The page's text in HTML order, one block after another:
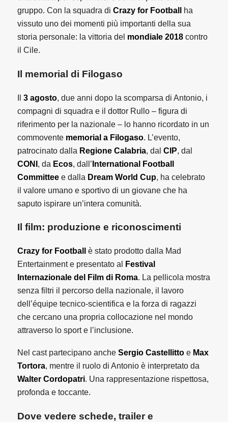
gruppo. Con la squadra di Crazy for Football
ha
vissuto uno dei momenti più importanti della sua
storia personale: la vittoria del mondiale 2018 contro
il Cile.
Il memorial di Filogaso
3 agosto, due anni dopo la scomparsa di Antonio, i
compagni di squadra e il dottor Rullo – figura di
riferimento per la nazionale – lo hanno ricordato in un
commovente memorial a Filogaso. L’evento,
patrocinato dalla Regione Calabria, dal CIP, dal
CONI , da Ecos, dall’ International Football
Committee e dalla Dream World Cup, ha celebrato
il valore umano e sportivo di un giovane che ha
saputo ispirare un’intera comunità.
Il film: produzione e riconoscimenti
Crazy for Football
è stato prodotto dalla Mad
Entertainment e presentato al
Festival
Internazionale del Film di Roma. La pellicola mostra
senza filtri il percorso della nazionale, il lavoro
dell’équipe tecnico-scientifica e la forza di ragazzi
che cercano una propria collocazione nel mondo
attraverso lo sport e l’inclusione.
Nel cast partecipano anche Sergio Castellitto e Max
Tortora, mentre il ruolo di Antonio è interpretato da
Walter Cordopatri. Una rappresentazione rispettosa,
profonda e toccante.
Dove vedere schede, trailer e